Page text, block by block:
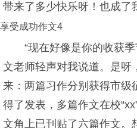
带来了多少快乐呀！也成了
享受成功作文4
“现在好像是你的收获
文老师轻声对我说道。是呀
来：两篇习作分别获得市级
得了发表，多篇作文在校
文角上已刊贴了六篇作文。